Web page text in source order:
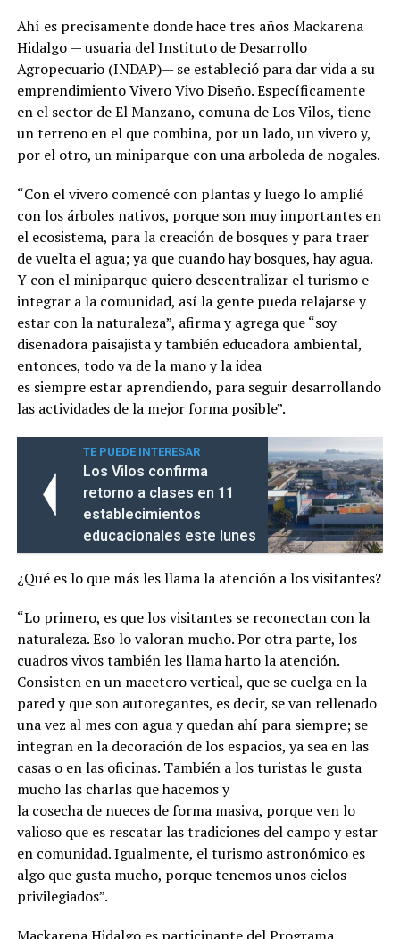
Ahí es precisamente donde hace tres años Mackarena
Hidalgo — usuaria del Instituto de Desarrollo
Agropecuario (INDAP)— se estableció para dar vida a su
emprendimiento Vivero Vivo Diseño. Específicamente
en el sector de El Manzano, comuna de Los Vilos, tiene
un terreno en el que combina, por un lado, un vivero y,
por el otro, un miniparque con una arboleda de nogales.
“Con el vivero comencé con plantas y luego lo amplié
con los árboles nativos, porque son muy importantes en
el ecosistema, para la creación de bosques y para traer
de vuelta el agua; ya que cuando hay bosques, hay agua.
Y con el miniparque quiero descentralizar el turismo e
integrar a la comunidad, así la gente pueda relajarse y
estar con la naturaleza”, afirma y agrega que “soy
diseñadora paisajista y también educadora ambiental,
entonces, todo va de la mano y la idea
es siempre estar aprendiendo, para seguir desarrollando
las actividades de la mejor forma posible”.
TE PUEDE INTERESAR
Los Vilos confirma
retorno a clases en 11
establecimientos
educacionales este lunes
¿Qué es lo que más les llama la atención a los visitantes?
“Lo primero, es que los visitantes se reconectan con la
naturaleza. Eso lo valoran mucho. Por otra parte, los
cuadros vivos también les llama harto la atención.
Consisten en un macetero vertical, que se cuelga en la
pared y que son autoregantes, es decir, se van rellenado
una vez al mes con agua y quedan ahí para siempre; se
integran en la decoración de los espacios, ya sea en las
casas o en las oficinas. También a los turistas le gusta
mucho las charlas que hacemos y
la cosecha de nueces de forma masiva, porque ven lo
valioso que es rescatar las tradiciones del campo y estar
en comunidad. Igualmente, el turismo astronómico es
algo que gusta mucho, porque tenemos unos cielos
privilegiados”.